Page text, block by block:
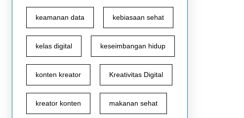
keamanan data kebiasaan sehat
kelas digital keseimbangan hidup
konten kreator Kreativitas Digital
kreator konten makanan sehat